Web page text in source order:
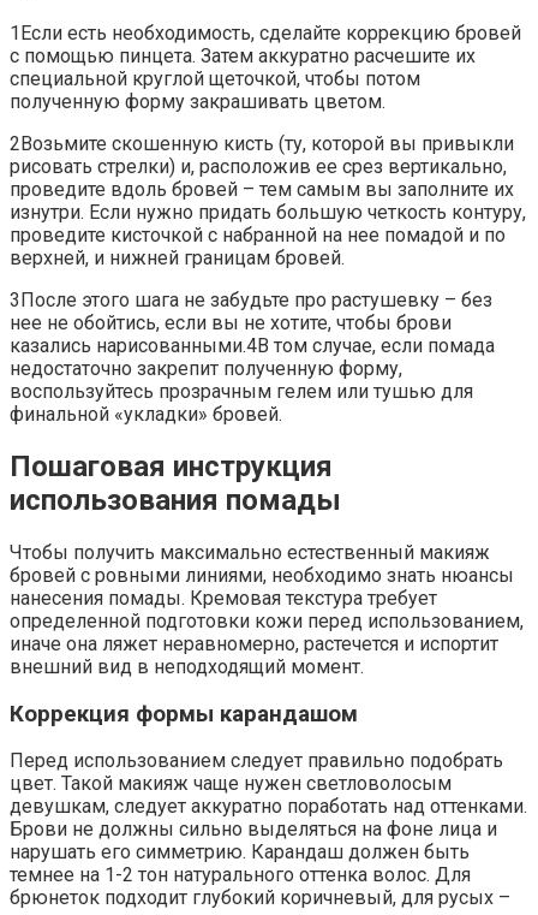
1Если есть необходимость, сделайте коррекцию бровей
с помощью пинцета. Затем аккуратно расчешите их
специальной круглой щеточкой, чтобы потом
полученную форму закрашивать цветом.
2Возьмите скошенную кисть (ту, которой вы привыкли
рисовать стрелки) и, расположив ее срез вертикально,
проведите вдоль бровей – тем самым вы заполните их
изнутри. Если нужно придать большую четкость контуру,
проведите кисточкой с набранной на нее помадой и по
верхней, и нижней границам бровей.
3После этого шага не забудьте про растушевку – без
нее не обойтись, если вы не хотите, чтобы брови
казались нарисованными.4В том случае, если помада
недостаточно закрепит полученную форму,
воспользуйтесь прозрачным гелем или тушью для
финальной «укладки» бровей.
Пошаговая инструкция
использования помады
Чтобы получить максимально естественный макияж
бровей с ровными линиями, необходимо знать нюансы
нанесения помады. Кремовая текстура требует
определенной подготовки кожи перед использованием,
иначе она ляжет неравномерно, растечется и испортит
внешний вид в неподходящий момент.
Коррекция формы карандашом
Перед использованием следует правильно подобрать
цвет. Такой макияж чаще нужен светловолосым
девушкам, следует аккуратно поработать над оттенками.
Брови не должны сильно выделяться на фоне лица и
нарушать его симметрию. Карандаш должен быть
темнее на 1-2 тон натурального оттенка волос. Для
брюнеток подходит глубокий коричневый, для русых –